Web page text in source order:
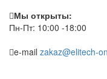
Мы открыты:
Пн-Пт: 10:00 -18:00
e-mail zakaz@elitech-